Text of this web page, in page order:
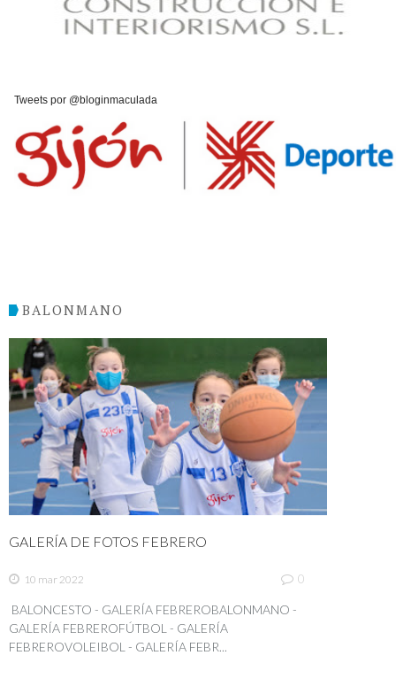
Tweets por @bloginmaculada
BALONMANO
GALERÍA DE FOTOS FEBRERO
10 mar 2022 0
BALONCESTO - GALERÍA FEBREROBALONMANO -
GALERÍA FEBREROFÚTBOL - GALERÍA
FEBREROVOLEIBOL - GALERÍA FEBR...